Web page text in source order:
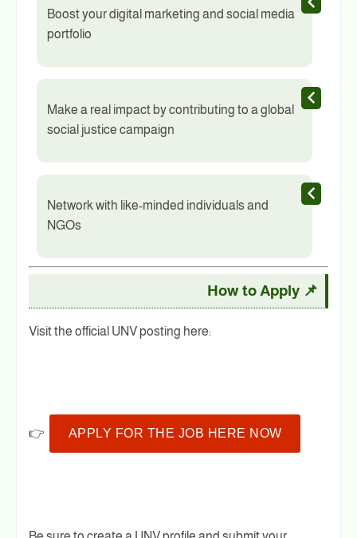
Boost your digital marketing and social media
portfolio
Make a real impact by contributing to a global
social justice campaign
Network with like-minded individuals and
NGOs
📌 How to Apply
Visit the official UNV posting here:
👉 APPLY FOR THE JOB HERE NOW